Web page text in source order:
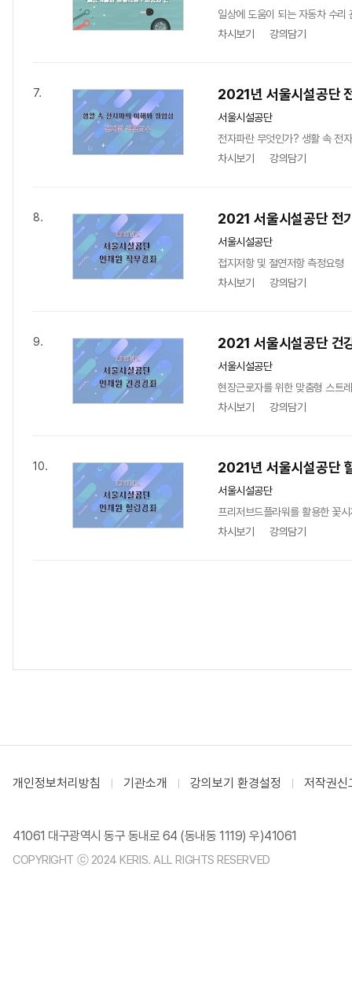
일상에 도움이 되는 자동차 수리
차시보기
강의담기
7. 2021년 서울시설공단
서울시설공단
전자파란 무엇인가? 생활 속 전
차시보기
강의담기
8. 2021 서울시설공단 전
서울시설공단
접지저항 및 절연저항 측정요령
차시보기
강의담기
9. 2021 서울시설공단 건
서울시설공단
현장근로자를 위한 맞춤형 스트
차시보기
강의담기
10. 2021년 서울시설공단
서울시설공단
프리저브드플라워를 활용한 꽃
차시보기
강의담기
개인정보처리방침 기관소개 강의보기 환경설정 저작권신
41061 대구광역시 동구 동내로 64 (동내동 1119) 우)41061
COPYRIGHT ⓒ 2024 KERIS. ALL RIGHTS RESERVED